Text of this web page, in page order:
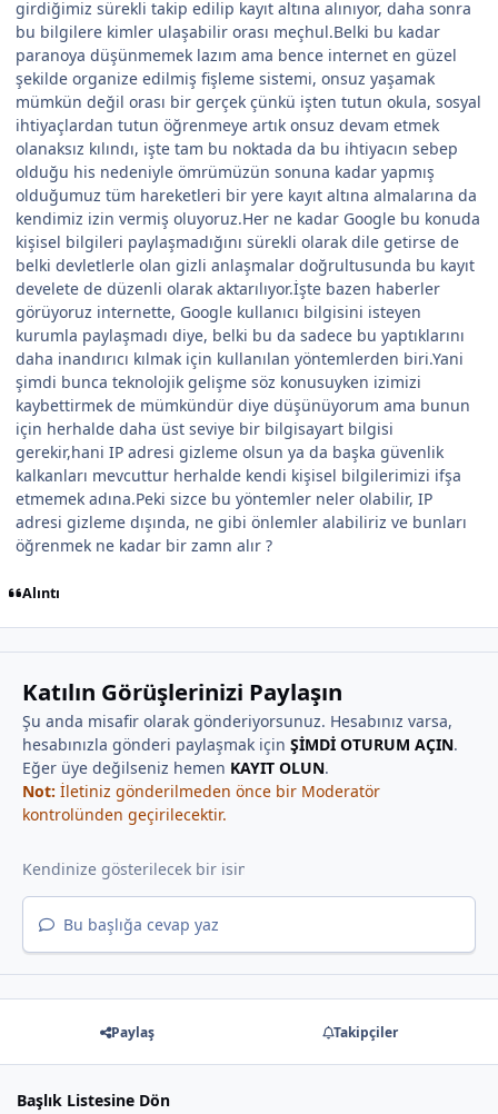
girdiğimiz sürekli takip edilip kayıt altına alınıyor, daha sonra
bu bilgilere kimler ulaşabilir orası meçhul.Belki bu kadar
paranoya düşünmemek lazım ama bence internet en güzel
şekilde organize edilmiş fişleme sistemi, onsuz yaşamak
mümkün değil orası bir gerçek çünkü işten tutun okula, sosyal
ihtiyaçlardan tutun öğrenmeye artık onsuz devam etmek
olanaksız kılındı, işte tam bu noktada da bu ihtiyacın sebep
olduğu his nedeniyle ömrümüzün sonuna kadar yapmış
olduğumuz tüm hareketleri bir yere kayıt altına almalarına da
kendimiz izin vermiş oluyoruz.Her ne kadar Google bu konuda
kişisel bilgileri paylaşmadığını sürekli olarak dile getirse de
belki devletlerle olan gizli anlaşmalar doğrultusunda bu kayıt
develete de düzenli olarak aktarılıyor.İşte bazen haberler
görüyoruz internette, Google kullanıcı bilgisini isteyen
kurumla paylaşmadı diye, belki bu da sadece bu yaptıklarını
daha inandırıcı kılmak için kullanılan yöntemlerden biri.Yani
şimdi bunca teknolojik gelişme söz konusuyken izimizi
kaybettirmek de mümkündür diye düşünüyorum ama bunun
için herhalde daha üst seviye bir bilgisayart bilgisi
gerekir,hani IP adresi gizleme olsun ya da başka güvenlik
kalkanları mevcuttur herhalde kendi kişisel bilgilerimizi ifşa
etmemek adına.Peki sizce bu yöntemler neler olabilir, IP
adresi gizleme dışında, ne gibi önlemler alabiliriz ve bunları
öğrenmek ne kadar bir zamn alır ?
Alıntı
Katılın Görüşlerinizi Paylaşın
Şu anda misafir olarak gönderiyorsunuz. Hesabınız varsa,
hesabınızla gönderi paylaşmak için ŞİMDİ OTURUM AÇIN.
Eğer üye değilseniz hemen KAYIT OLUN.
Not: İletiniz gönderilmeden önce bir Moderatör
kontrolünden geçirilecektir.
Bu başlığa cevap yaz
Paylaş Takipçiler
Başlık Listesine Dön